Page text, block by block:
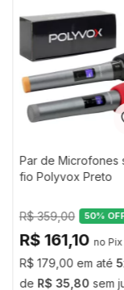
manusear.
for perfeito para
microfone e
Altura máxima:
Suporte
Encaixe de
Altura máxima
Níveis de
Par de Microfones
fio Polyvox Preto
50%
R$ 359,00
R$ 161,10
R$ 179,00
5
R$ 35,80 sem